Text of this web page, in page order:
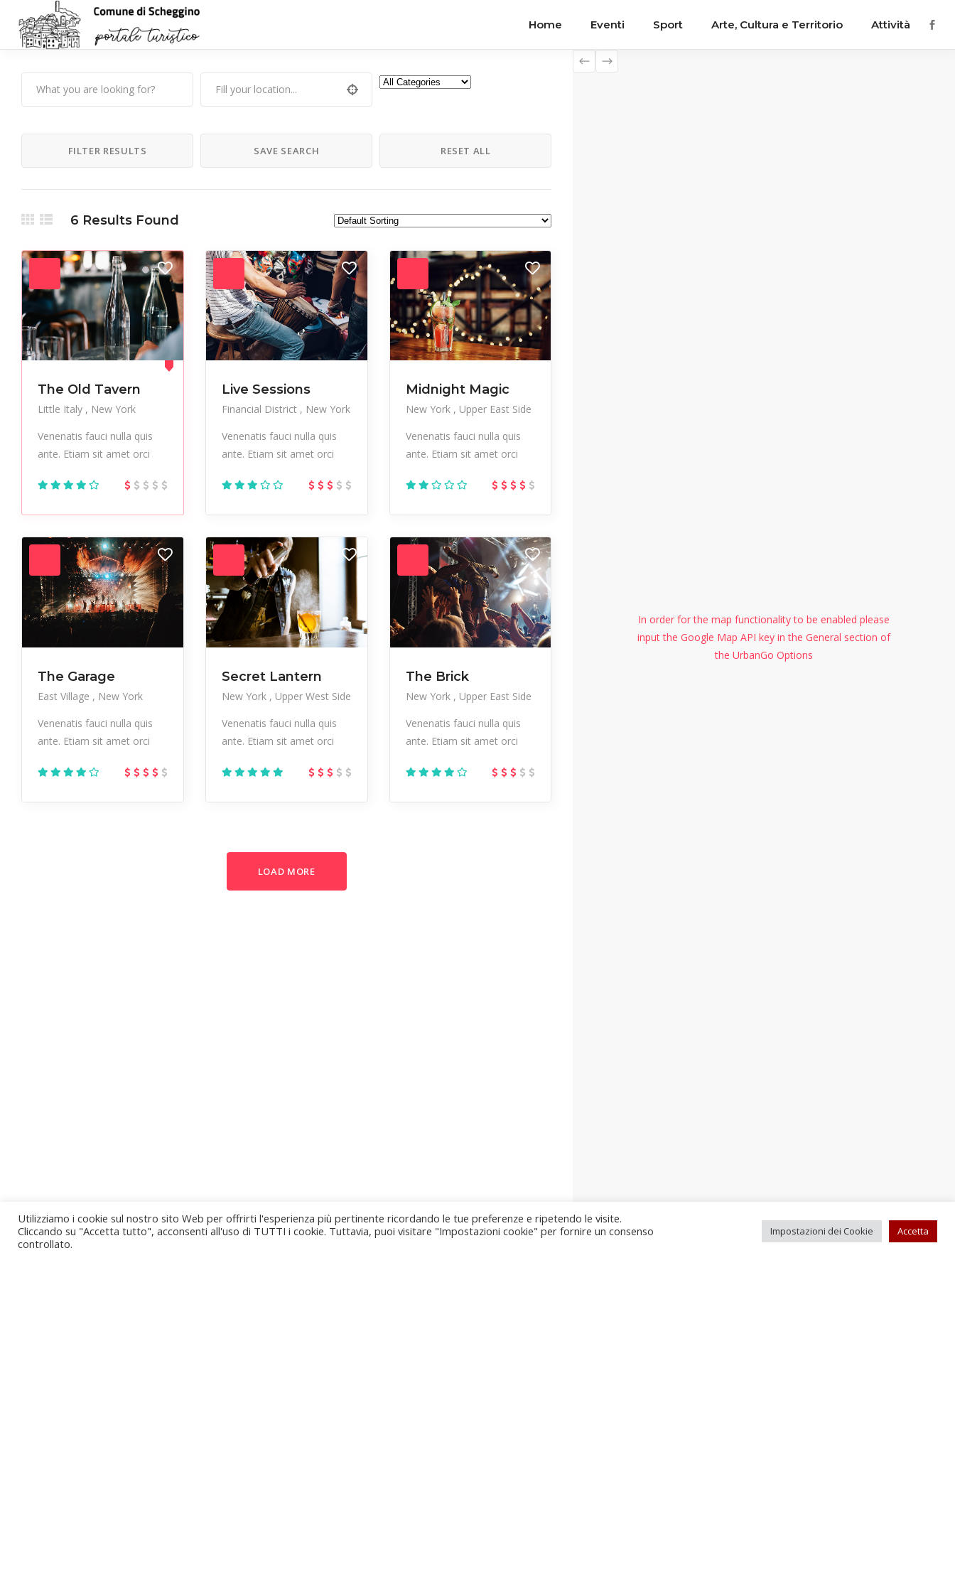
Home Eventi Sport Arte, Cultura e Territorio Attività
In order for the map functionality to be enabled please
input the Google Map API key in the General section of
the UrbanGo Options
FILTER RESULTS SAVE SEARCH RESET ALL
6 Results Found
The Old Tavern
Little Italy
New York
Venenatis fauci nulla quis
ante. Etiam sit amet orci
Live Sessions
Financial District
New York
Venenatis fauci nulla quis
ante. Etiam sit amet orci
Midnight Magic
New York
Upper East Side
Venenatis fauci nulla quis
ante. Etiam sit amet orci
The Garage
East Village
New York
Venenatis fauci nulla quis
ante. Etiam sit amet orci
Secret Lantern
New York
Upper West Side
Venenatis fauci nulla quis
ante. Etiam sit amet orci
The Brick
New York
Upper East Side
Venenatis fauci nulla quis
ante. Etiam sit amet orci
LOAD MORE
Utilizziamo i cookie sul nostro sito Web per offrirti l'esperienza più pertinente ricordando le tue preferenze e ripetendo le visite.
Cliccando su "Accetta tutto", acconsenti all'uso di TUTTI i cookie. Tuttavia, puoi visitare "Impostazioni cookie" per fornire un consenso
controllato.
Impostazioni dei Cookie Accetta